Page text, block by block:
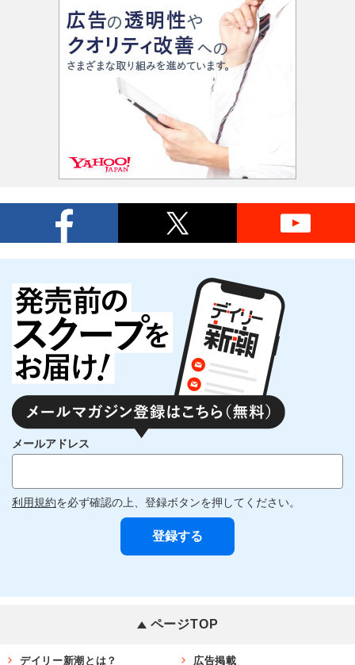
メールアドレス
利用規約を必ず確認の上、登録ボタンを押してください。
ページTOP
デイリー新潮とは？ 広告掲載